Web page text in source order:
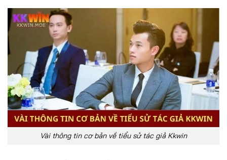
Vài thông tin cơ bản về tiểu sử tác giả Kkwin